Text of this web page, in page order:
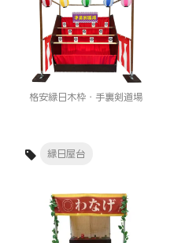
格安縁日木枠・手裏剣道場
縁日屋台